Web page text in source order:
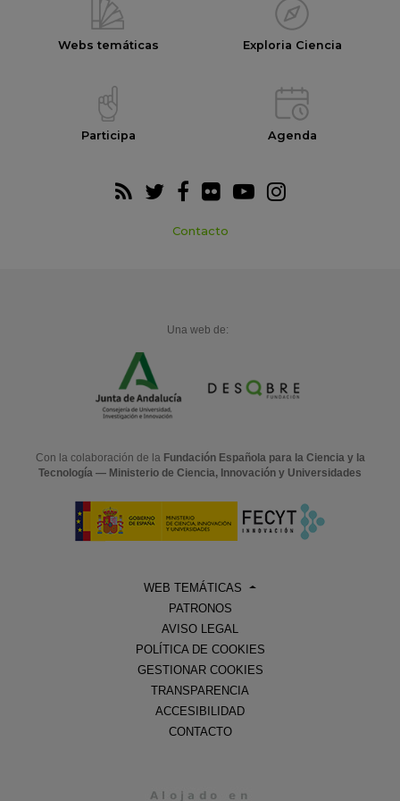
Webs temáticas Exploria Ciencia
Participa Agenda
Contacto
Una web de:
Con la colaboración de la Fundación Española para la Ciencia y la
Tecnología — Ministerio de Ciencia, Innovación y Universidades
WEB TEMÁTICAS
PATRONOS
AVISO LEGAL
POLÍTICA DE COOKIES
GESTIONAR COOKIES
TRANSPARENCIA
ACCESIBILIDAD
CONTACTO